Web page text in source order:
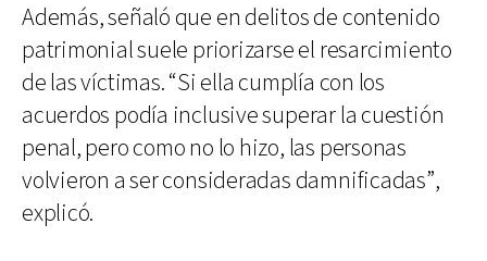
Además, señaló que en delitos de contenido
patrimonial suele priorizarse el resarcimiento
de las víctimas. “Si ella cumplía con los
acuerdos podía inclusive superar la cuestión
penal, pero como no lo hizo, las personas
volvieron a ser consideradas damnificadas”,
explicó.